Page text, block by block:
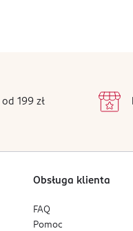
od 199 zł
Obsługa klienta
FAQ
Pomoc